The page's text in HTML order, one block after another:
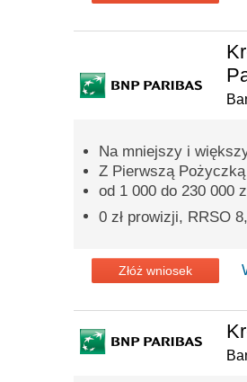
Na mniejszy i
Z Pierwszą
od 1 000 do 230 000
0 zł prowizji, RRSO
Złóż wniosek